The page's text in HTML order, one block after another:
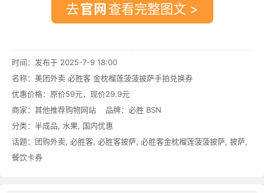
去 查看完整图文 >
时间：发布于 2025-7-9 18:00
名称： 美团外卖 必胜客 金枕榴莲菠菠披萨手拍兑换券
优惠价格： 原价59元，现价29.9元
商家：其他推荐购物网站 品牌： 必胜 BSN
分类： 半成品, 水果, 国内优惠
话题： 团购外卖, 必胜客, 必胜客披萨, 必胜客金枕榴莲菠菠披萨, 披萨,
餐饮卡券